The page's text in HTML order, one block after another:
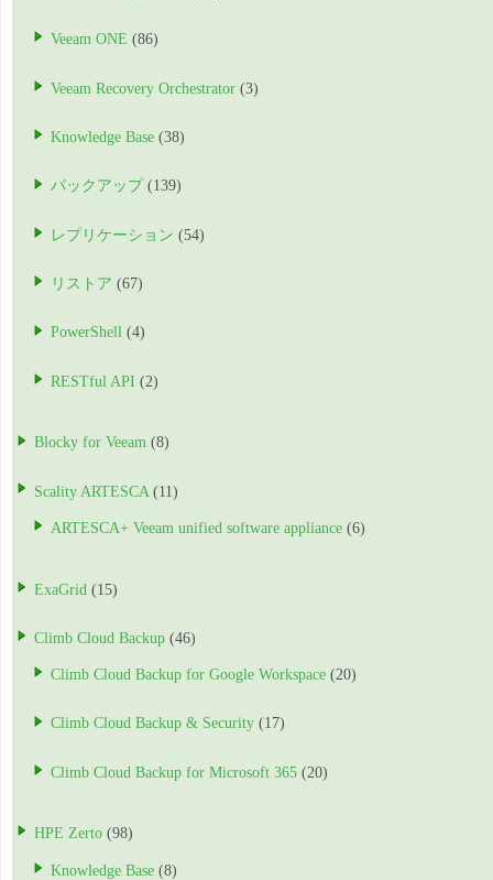
Veeam ONE (86)
Veeam Recovery Orchestrator (3)
Knowledge Base (38)
バックアップ (139)
レプリケーション (54)
リストア (67)
PowerShell (4)
RESTful API (2)
Blocky for Veeam (8)
Scality ARTESCA (11)
ARTESCA+ Veeam unified software appliance (6)
ExaGrid (15)
Climb Cloud Backup (46)
Climb Cloud Backup for Google Workspace (20)
Climb Cloud Backup & Security (17)
Climb Cloud Backup for Microsoft 365 (20)
HPE Zerto (98)
Knowledge Base (8)